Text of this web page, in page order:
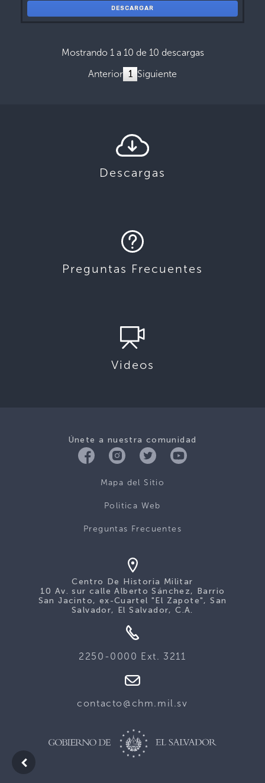
DESCARGAR
Mostrando 1 a 10 de 10 descargas
Anterior 1 Siguiente
Descargas
Preguntas Frecuentes
Videos
Únete a nuestra comunidad
Mapa del Sitio
Politica Web
Preguntas Frecuentes
Centro De Historia Militar
10 Av. sur calle Alberto Sánchez, Barrio
San Jacinto, ex-Cuartel "El Zapote", San
Salvador, El Salvador, C.A.
2250-0000 Ext. 3211
contacto@chm.mil.sv